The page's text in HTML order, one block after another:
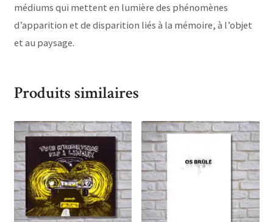
médiums qui mettent en lumière des phénomènes
d’apparition et de disparition liés à la mémoire, à l’objet
et au paysage.
Produits similaires